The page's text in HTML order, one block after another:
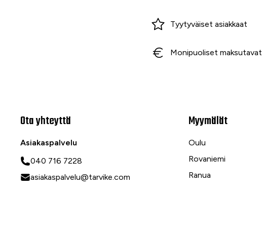
Tyytyväiset asiakkaat
Monipuoliset maksutavat
Ota yhteyttä
Asiakaspalvelu
040 716 7228
asiakaspalvelu@tarvike.com
Myymälät
Oulu
Rovaniemi
Ranua